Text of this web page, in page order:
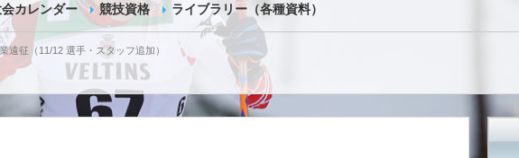
カレンダー 競技資格 ライブラリー（各種資料）
遠征 （11/12 選手・スタッフ追加）